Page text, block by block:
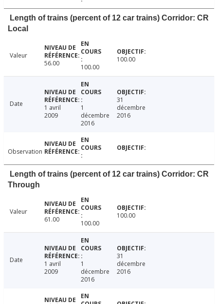
Length of trains (percent of 12 car trains) Corridor: CR
Local
Valeur
56.00
100.00
100.00
Date
1 avril
2009
1
décembre
2016
31
décembre
2016
Observation
Length of trains (percent of 12 car trains) Corridor: CR
Through
Valeur
61.00
100.00
100.00
Date
1 avril
2009
1
décembre
2016
31
décembre
2016